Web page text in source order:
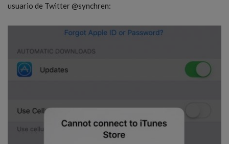
usuario de Twitter @synchren: